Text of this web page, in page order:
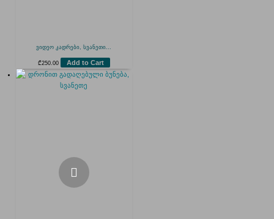
ვიდეო კადრები, სვანეთი...
₾250.00 Add to Cart